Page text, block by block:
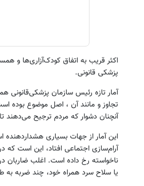
اکثر قریب به اتفاق کودک‌آزاری‌ها و
پزشکی قانونی.
آمار تازه‌ رئیس سازمان پزشکی‌قانونی
تجاوز و مانند آن ، اصل موضوع بوده
آنچنان دشوار که مردم ترجیح می‌دهند
این آمار از جهات بسیاری
ناخواسته رخ داده است. اغلب ضاربان
یا سلاح سرد همراه خود، چند ضربه به